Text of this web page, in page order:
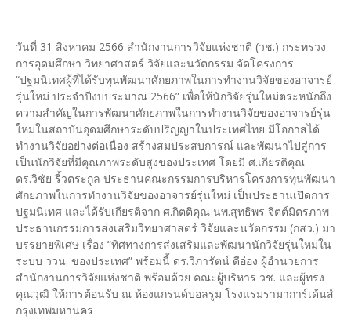
วันที่ 31 สิงหาคม 2566 สำนักงานการวิจัยแห่งชาติ (วช.) กระทรวง
การอุดมศึกษา วิทยาศาสตร์ วิจัยและนวัตกรรม จัดโครงการ
“ปฐมนิเทศผู้ที่ได้รับทุนพัฒนาศักยภาพในการทำงานวิจัยของอาจารย์
รุ่นใหม่ ประจำปีงบประมาณ 2566” เพื่อให้นักวิจัยรุ่นใหม่ตระหนักถึง
ความสำคัญในการพัฒนาศักยภาพในการทำงานวิจัยของอาจารย์รุ่น
ใหม่ในสถาบันอุดมศึกษาระดับปริญญาในประเทศไทย มีโอกาสได้
ทำงานวิจัยอย่างต่อเนื่อง สร้างสมประสบการณ์ และพัฒนาไปสู่การ
เป็นนักวิจัยที่มีคุณภาพระดับสูงของประเทศ โดยมี ศ.เกียรติคุณ
ดร.วิชัย ริ้วตระกูล ประธานคณะกรรมการบริหารโครงการทุนพัฒนา
ศักยภาพในการทำงานวิจัยของอาจารย์รุ่นใหม่ เป็นประธานเปิดการ
ปฐมนิเทศ และได้รับเกียรติจาก ศ.กิตติคุณ นพ.สุทธิพร จิตต์มิตรภาพ
ประธานกรรมการส่งเสริมวิทยาศาสตร์ วิจัยและนวัตกรรม (กสว.) มา
บรรยายพิเศษ เรื่อง “ทิศทางการส่งเสริมและพัฒนานักวิจัยรุ่นใหม่ใน
ระบบ ววน. ของประเทศ” พร้อมนี้ ดร.วิภารัตน์ ดีอ่อง ผู้อำนวยการ
สำนักงานการวิจัยแห่งชาติ พร้อมด้วย คณะผู้บริหาร วช. และผู้ทรง
คุณวุฒิ ให้การต้อนรับ ณ ห้องแกรนด์บอลรูม โรงแรมรามาการ์เด้นส์
กรุงเทพมหานคร